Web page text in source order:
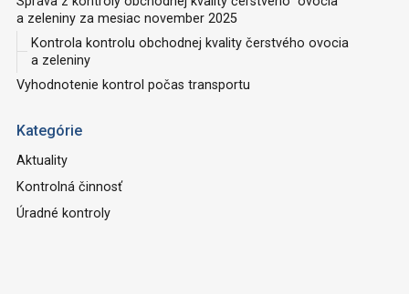
a zeleniny za mesiac november 2025
Kontrola kontrolu obchodnej kvality čerstvého ovocia
a zeleniny
Vyhodnotenie kontrol počas transportu
Kategórie
Aktuality
Kontrolná činnosť
Úradné kontroly